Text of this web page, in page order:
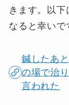
きます。以
なると幸いで
鍼したあ
の場で治
言われた